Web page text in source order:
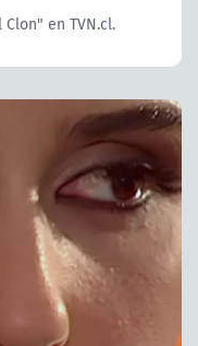
en TVN.cl.